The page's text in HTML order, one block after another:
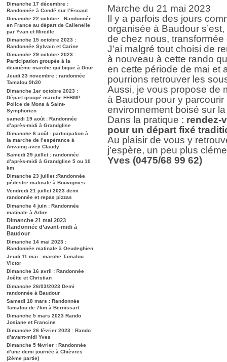
Dimanche 17 décembre :
Randonnée à Condé sur l’Escaut
Dimanche 22 octobre : Randonnée
en France au départ de Callenelle
par Yvan et Mireille
Dimanche 15 octobre 2023 :
Randonnée Sylvain et Carine
Dimanche 29 octobre 2023 :
Participation groupée à la
deuxième marche qui bique à Dour
Jeudi 23 novembre : randonnée
Tamalou 9h30
Dimanche 1er octobre 2023 :
Départ groupé marche FFBMP
Police de Mons à Saint-
Symphorien
samedi 19 août : Randonnée
d’après-midi à Grandglise
Dimanche 6 août - participation à
la marche de l’espérance à
Anvaing avec Claudy
Samedi 29 juillet : randonnée
d’après-midi à Grandglise 5 ou 10
km
Dimanche 23 juillet :Randonnée
pédestre matinale à Bouvignies
Vendredi 21 juillet 2023 demi
randonnée et repas pizzas
Dimanche 4 juin : Randonnée
matinale à Arbre
Dimanche 21 mai 2023
Randonnée d’avant-midi à
Baudour
Dimanche 14 mai 2023 :
Randonnée matinale à Oeudeghien
Jeudi 11 mai : marche Tamalou
Victor
Dimanche 16 avril : Randonnée
Joêtte et Christian
Dimanche 26/03/2023 Demi
randonnée à Baudour
Samedi 18 mars : Randonnée
Tamalou de 7km à Bernissart
Dimanche 5 mars 2023 Rando
Josiane et Francine
Dimanche 26 février 2023 : Rando
d’avant-midi Yves
Dimanche 5 février : Randonnée
d’une demi journée à Chièvres
(2ème partie)
Marche du 21 mai 2023
Il y a parfois des jours
organisée à Baudour
de chez nous,
J’ai malgré tout choisi de
à nouveau à cette rando
en cette période de mai et
pourrions retrouver les
Aussi, je vous propose de
à Baudour pour y
environnement boisé sur
Dans la pratique : rendez-
pour un départ fixé
Au plaisir de vous y
j’espère, un peu plus
Yves (0475/68 99 62)